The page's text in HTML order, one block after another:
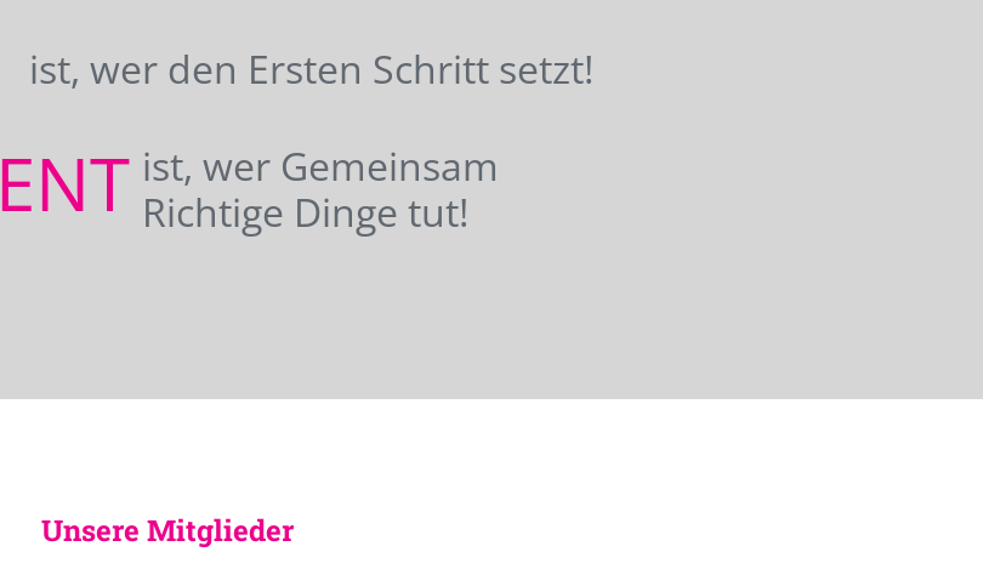
ist, wer den Ersten Schritt setzt!
ist, wer Gemeinsam
Richtige Dinge tut!
Unsere Mitglieder